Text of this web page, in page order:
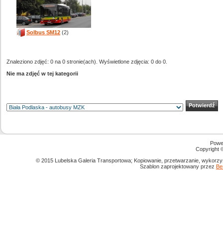
Solbus SM12 (2)
Znaleziono zdjęć: 0 na 0 stronie(ach). Wyświetlone zdjęcia: 0 do 0.
Nie ma zdjęć w tej kategorii
Copyright
© 2015 Lubelska Galeria Transportowa; Kopiowanie, przetwarzanie,
Szablon zaprojektowany przez